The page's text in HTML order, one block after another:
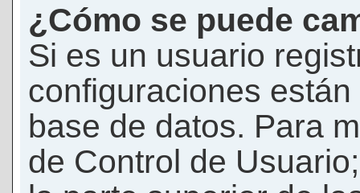
¿Cómo se puede
Si es un usuario
configuraciones
base de datos. Para
de Control de